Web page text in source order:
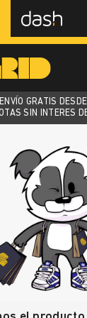
ENVÍO GRATIS
SIN INTERES